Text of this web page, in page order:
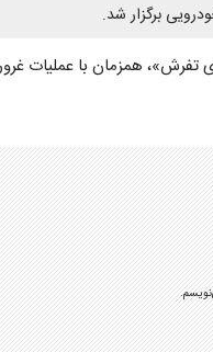
برگزار شد.
تفرش»، همزمان با عملیات